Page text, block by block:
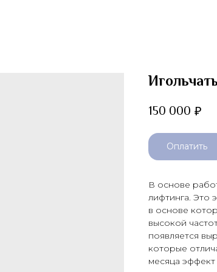
150 000 ₽
Оплатить
В основе
лифтинга. Это
в основе
высокой
появляется
которые
месяца эффект